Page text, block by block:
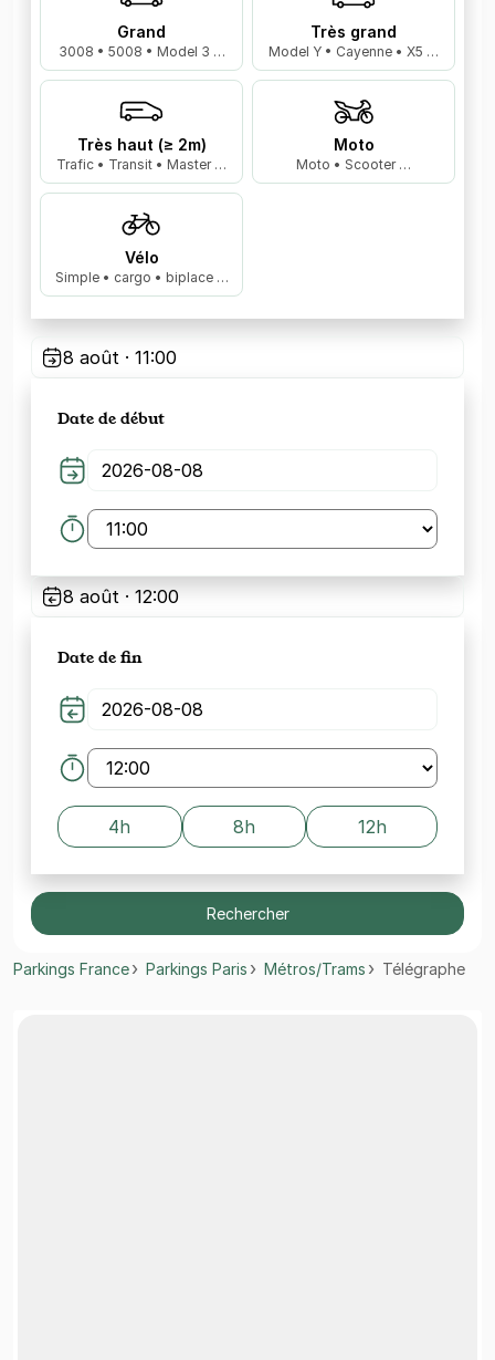
Grand
3008 • 5008 • Model 3 …
Très grand
Model Y • Cayenne • X5 …
Très haut (≥ 2m)
Trafic • Transit • Master …
Moto
Moto • Scooter …
Vélo
Simple • cargo • biplace …
8 août · 11:00
Date de début
8 août · 12:00
Date de fin
4h 8h 12h
Rechercher
Parkings France Parkings Paris Métros/Trams Télégraphe